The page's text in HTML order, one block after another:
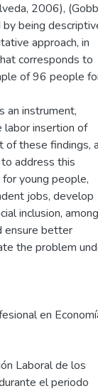
2006),
being
approach, in
corresponds to
of 96 people
an instrument,
insertion of
these findings, a
address this
young people,
jobs, develop
inclusion, among
ensure better
the problem
en
Laboral de los
el periodo